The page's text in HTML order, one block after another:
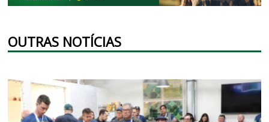
OUTRAS NOTÍCIAS